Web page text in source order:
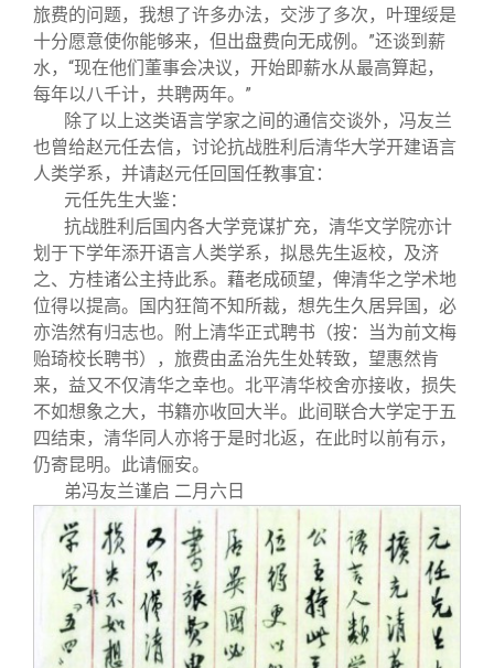
旅费的问题，我想了许多办法，交涉了多次，叶理绥是
十分愿意使你能够来，但出盘费向无成例。”还谈到薪
水，“现在他们董事会决议，开始即薪水从最高算起，
每年以八千计，共聘两年。”
除了以上这类语言学家之间的通信交谈外，冯友兰
也曾给赵元任去信，讨论抗战胜利后清华大学开建语言
人类学系，并请赵元任回国任教事宜：
元任先生大鉴：
抗战胜利后国内各大学竞谋扩充，清华文学院亦计
划于下学年添开语言人类学系，拟恳先生返校，及济
之、方桂诸公主持此系。藉老成硕望，俾清华之学术地
位得以提高。国内狂简不知所裁，想先生久居异国，必
亦浩然有归志也。附上清华正式聘书（按：当为前文梅
贻琦校长聘书），旅费由孟治先生处转致，望惠然肯
来，益又不仅清华之幸也。北平清华校舍亦接收，损失
不如想象之大，书籍亦收回大半。此间联合大学定于五
四结束，清华同人亦将于是时北返，在此时以前有示，
仍寄昆明。此请俪安。
弟冯友兰谨启 二月六日